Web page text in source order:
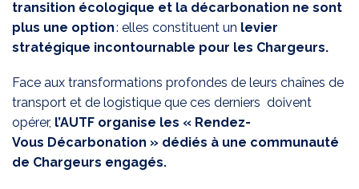
transition écologique et la décarbonation ne sont
plus une option: elles constituent un levier
stratégique incontournable pour les Chargeurs.
Face aux transformations profondes de leurs chaînes de
transport et de logistique que ces derniers doivent
opérer, l’AUTF organise les « Rendez-
Vous Décarbonation » dédiés à une communauté
de Chargeurs engagés.